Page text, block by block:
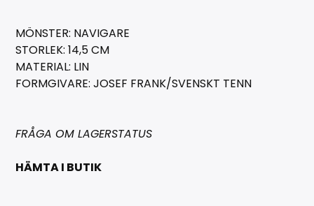
MÖNSTER: NAVIGARE
STORLEK: 14,5 CM
MATERIAL: LIN
FORMGIVARE: JOSEF FRANK/SVENSKT TENN
FRÅGA OM LAGERSTATUS
HÄMTA I BUTIK